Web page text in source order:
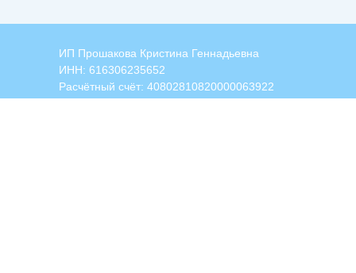
ИП Прошакова Кристина Геннадьевна
ИНН: 616306235652
Расчётный счёт: 40802810820000063922